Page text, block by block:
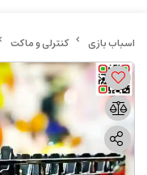
کنترلی و ماکت